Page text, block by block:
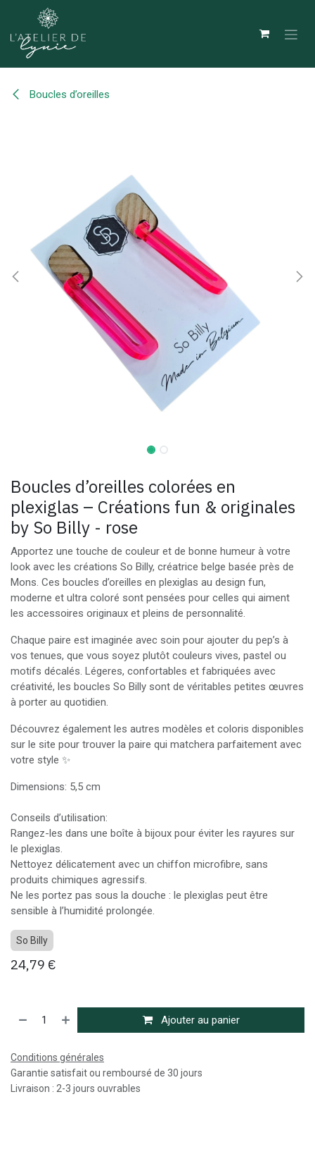
Se rendre au contenu
Boucles d’oreilles
Boucles d’oreilles colorées en
plexiglas – Créations fun & originales
by So Billy - rose
Apportez une touche de couleur et de bonne humeur à votre
look avec les créations So Billy, créatrice belge basée près de
Mons. Ces boucles d’oreilles en plexiglas au design fun,
moderne et ultra coloré sont pensées pour celles qui aiment
les accessoires originaux et pleins de personnalité.
Chaque paire est imaginée avec soin pour ajouter du pep’s à
vos tenues, que vous soyez plutôt couleurs vives, pastel ou
motifs décalés. Légeres, confortables et fabriquées avec
créativité, les boucles So Billy sont de véritables petites œuvres
à porter au quotidien.
Découvrez également les autres modèles et coloris disponibles
sur le site pour trouver la paire qui matchera parfaitement avec
votre style ✨
Dimensions: 5,5 cm
Conseils d’utilisation:
Rangez-les dans une boîte à bijoux pour éviter les rayures sur
le plexiglas.
Nettoyez délicatement avec un chiffon microfibre, sans
produits chimiques agressifs.
Ne les portez pas sous la douche : le plexiglas peut être
sensible à l’humidité prolongée.
So Billy
24,79 €
Ajouter au panier
Conditions générales
Garantie satisfait ou remboursé de 30 jours
Livraison : 2-3 jours ouvrables